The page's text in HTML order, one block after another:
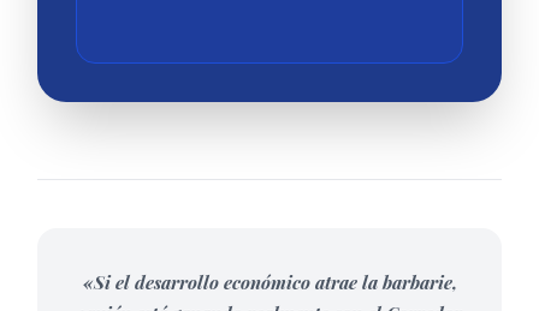
«Si el desarrollo económico atrae la barbarie,